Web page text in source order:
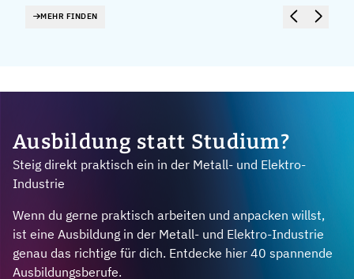
MEHR FINDEN
Ausbildung statt Studium?
Steig direkt praktisch ein in der Metall- und Elektro-
Industrie
Wenn du gerne praktisch arbeiten und anpacken willst,
ist eine Ausbildung in der Metall- und Elektro-Industrie
genau das richtige für dich. Entdecke hier 40 spannende
Ausbildungsberufe.